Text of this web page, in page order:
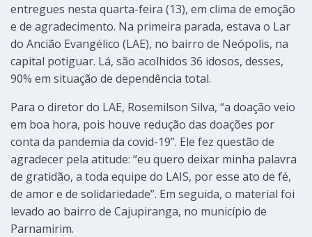
entregues nesta quarta-feira (13), em clima de emoção
e de agradecimento. Na primeira parada, estava o Lar
do Ancião Evangélico (LAE), no bairro de Neópolis, na
capital potiguar. Lá, são acolhidos 36 idosos, desses,
90% em situação de dependência total.
Para o diretor do LAE, Rosemilson Silva, “a doação veio
em boa hora, pois houve redução das doações por
conta da pandemia da covid-19”. Ele fez questão de
agradecer pela atitude: “eu quero deixar minha palavra
de gratidão, a toda equipe do LAIS, por esse ato de fé,
de amor e de solidariedade”. Em seguida, o material foi
levado ao bairro de Cajupiranga, no município de
Parnamirim.